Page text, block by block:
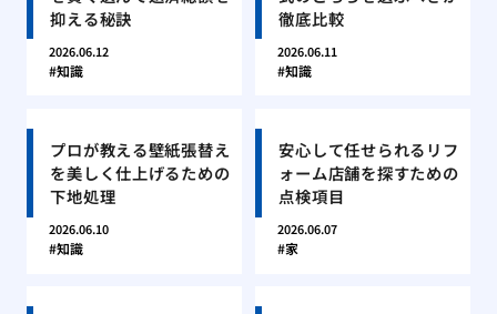
抑える秘訣
2026.06.12
知識
徹底比較
2026.06.11
知識
プロが教える壁紙張替え
を美しく仕上げるための
下地処理
2026.06.10
知識
安心して任せられるリフ
ォーム店舗を探すための
点検項目
2026.06.07
家